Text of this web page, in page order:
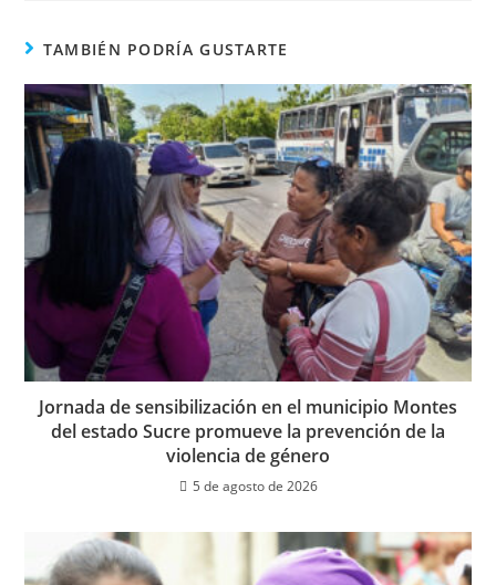
TAMBIÉN PODRÍA GUSTARTE
Jornada de sensibilización en el municipio Montes
del estado Sucre promueve la prevención de la
violencia de género
5 de agosto de 2026